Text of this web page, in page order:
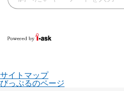
サイトマップ
びっぷるのページ